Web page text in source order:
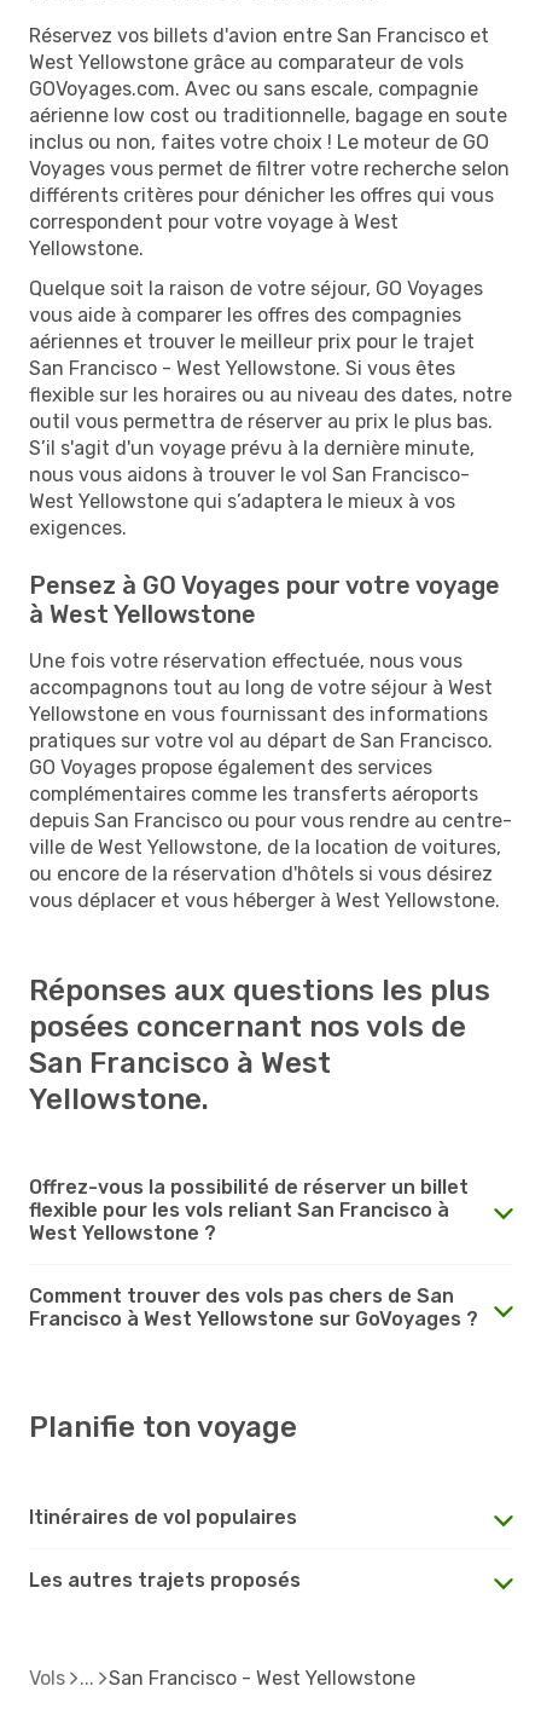
Réservez vos billets d'avion entre San Francisco et
West Yellowstone grâce au comparateur de vols
GOVoyages.com. Avec ou sans escale, compagnie
aérienne low cost ou traditionnelle, bagage en soute
inclus ou non, faites votre choix ! Le moteur de GO
Voyages vous permet de filtrer votre recherche selon
différents critères pour dénicher les offres qui vous
correspondent pour votre voyage à West
Yellowstone.
Quelque soit la raison de votre séjour, GO Voyages
vous aide à comparer les offres des compagnies
aériennes et trouver le meilleur prix pour le trajet
San Francisco - West Yellowstone. Si vous êtes
flexible sur les horaires ou au niveau des dates, notre
outil vous permettra de réserver au prix le plus bas.
S’il s'agit d'un voyage prévu à la dernière minute,
nous vous aidons à trouver le vol San Francisco-
West Yellowstone qui s’adaptera le mieux à vos
exigences.
Pensez à GO Voyages pour votre voyage
à West Yellowstone
Une fois votre réservation effectuée, nous vous
accompagnons tout au long de votre séjour à West
Yellowstone en vous fournissant des informations
pratiques sur votre vol au départ de San Francisco.
GO Voyages propose également des services
complémentaires comme les transferts aéroports
depuis San Francisco ou pour vous rendre au centre-
ville de West Yellowstone, de la location de voitures,
ou encore de la réservation d'hôtels si vous désirez
vous déplacer et vous héberger à West Yellowstone.
Réponses aux questions les plus
posées concernant nos vols de
San Francisco à West
Yellowstone.
Offrez-vous la possibilité de réserver un billet
flexible pour les vols reliant San Francisco à
West Yellowstone ?
Comment trouver des vols pas chers de San
Francisco à West Yellowstone sur GoVoyages ?
Planifie ton voyage
Itinéraires de vol populaires
Les autres trajets proposés
Vols San Francisco - West Yellowstone